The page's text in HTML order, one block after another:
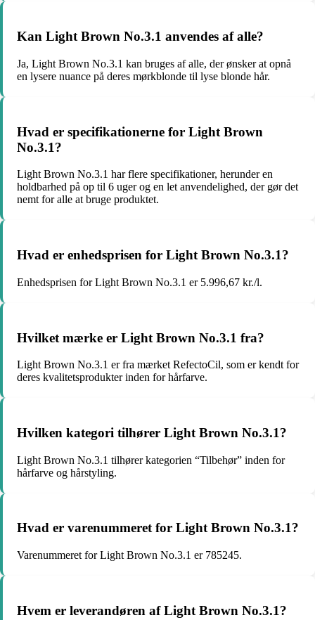
Kan Light Brown No.3.1 anvendes af alle?
Ja, Light Brown No.3.1 kan bruges af alle, der ønsker at opnå
en lysere nuance på deres mørkblonde til lyse blonde hår.
Hvad er specifikationerne for Light Brown
No.3.1?
Light Brown No.3.1 har flere specifikationer, herunder en
holdbarhed på op til 6 uger og en let anvendelighed, der gør det
nemt for alle at bruge produktet.
Hvad er enhedsprisen for Light Brown No.3.1?
Enhedsprisen for Light Brown No.3.1 er 5.996,67 kr./l.
Hvilket mærke er Light Brown No.3.1 fra?
Light Brown No.3.1 er fra mærket RefectoCil, som er kendt for
deres kvalitetsprodukter inden for hårfarve.
Hvilken kategori tilhører Light Brown No.3.1?
Light Brown No.3.1 tilhører kategorien “Tilbehør” inden for
hårfarve og hårstyling.
Hvad er varenummeret for Light Brown No.3.1?
Varenummeret for Light Brown No.3.1 er 785245.
Hvem er leverandøren af Light Brown No.3.1?